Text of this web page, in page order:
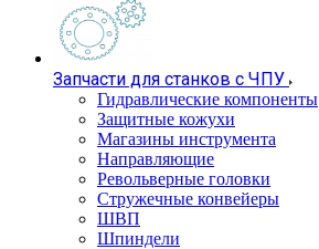
Запчасти для станков с ЧПУ
Гидравлические компоненты
Защитные кожухи
Магазины инструмента
Направляющие
Револьверные головки
Стружечные конвейеры
ШВП
Шпиндели